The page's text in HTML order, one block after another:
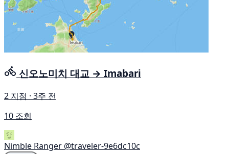
신오노미치 대교 → Imabari
2 지점 · 3주 전
10 조회
Nimble Ranger @traveler-9e6dc10c